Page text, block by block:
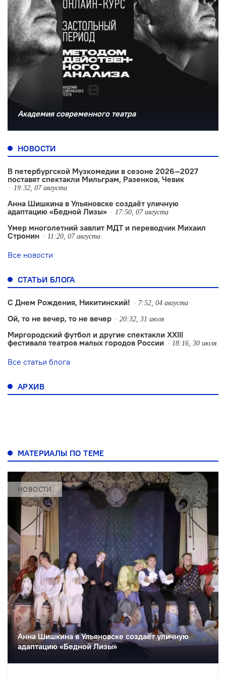
Академия современного театра
НОВОСТИ
В петербургской Музкомедии в сезоне 2026—2027
поставят спектакли Мильграм, Разенков, Чевик
19:32, 07 августа
Анна Шишкина в Ульяновске создаëт уличную
адаптацию «Бедной Лизы»
17:50, 07 августа
Умер многолетний завлит МДТ и переводчик Михаил
Стронин
11:20, 07 августа
Все новости
СТАТЬИ БЛОГА
С Днем Рождения, Никитинский! 7:52, 04 августа
Ой, то не вечер, то не вечер 20:32, 31 июля
Миргородский футбол и другие спектакли XXIII
фестиваля театров малых городов России
18:16, 30 июля
Все статьи блога
АРХИВ
МАТЕРИАЛЫ ПО ТЕМЕ
НОВОСТИ
Анна Шишкина в Ульяновске создаëт уличную
адаптацию «Бедной Лизы»